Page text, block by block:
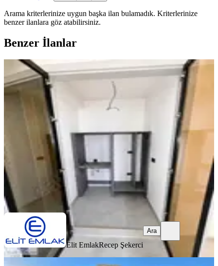
Arama kriterlerinize uygun başka ilan bulamadık. Kriterlerinize
benzer ilanlara göz atabilirsiniz.
Benzer İlanlar
YENİ
Zeybek Mahallesinde Kiralık Sıfır 2+1
Efeler, Zeybek Mahallesi
40.000 ₺
Elit Emlak Recep Şekerci
Ara
Elit EmlakRecep Şekerci
Ara